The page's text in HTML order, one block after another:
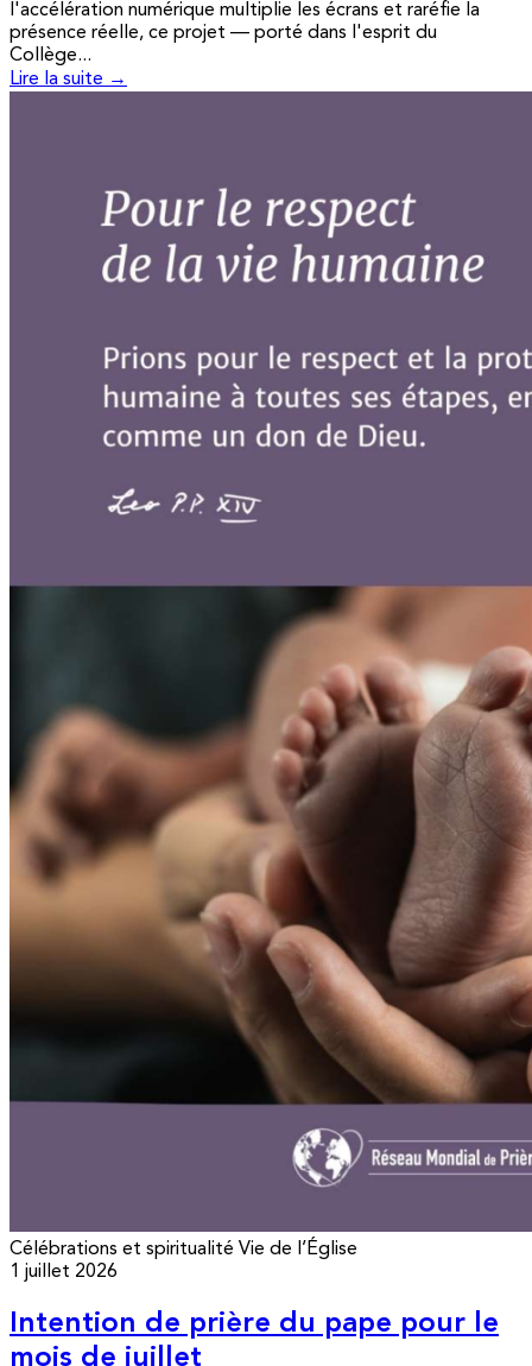
l'accélération numérique multiplie les écrans et raréfie la
présence réelle, ce projet — porté dans l'esprit du
Collège...
Lire la suite →
Célébrations et spiritualité Vie de l’Église
1 juillet 2026
Intention de prière du pape pour le
mois de juillet